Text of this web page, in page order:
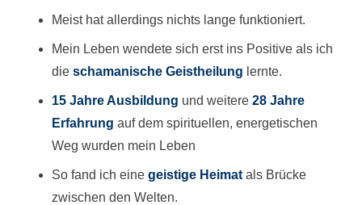
Meist hat allerdings nichts lange funktioniert.
Mein Leben wendete sich erst ins Positive als ich
die schamanische Geistheilung lernte.
15 Jahre Ausbildung und weitere 28 Jahre
Erfahrung auf dem spirituellen, energetischen
Weg wurden mein Leben
So fand ich eine geistige Heimat als Brücke
zwischen den Welten.